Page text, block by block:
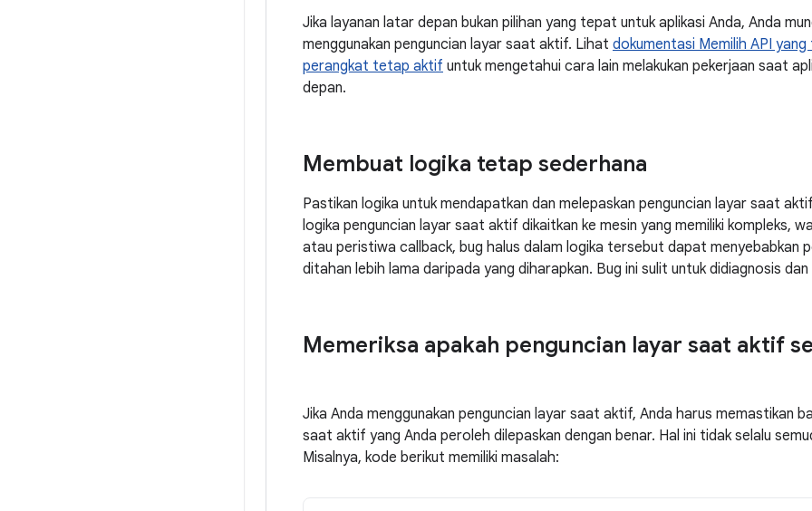
Jika layanan latar depan bukan pilihan yang tepat untuk aplikasi Anda, Anda
menggunakan penguncian layar saat aktif. Lihat dokumentasi Memilih API
perangkat tetap aktif untuk mengetahui cara lain melakukan pekerjaan saat
depan.
Membuat logika tetap sederhana
Pastikan logika untuk mendapatkan dan melepaskan penguncian layar saat
logika penguncian layar saat aktif dikaitkan ke mesin yang memiliki kompleks,
atau peristiwa callback, bug halus dalam logika tersebut dapat menyebabkan
ditahan lebih lama daripada yang diharapkan. Bug ini sulit untuk didiagnosis
Memeriksa apakah penguncian layar saat aktif
Jika Anda menggunakan penguncian layar saat aktif, Anda harus memastikan
saat aktif yang Anda peroleh dilepaskan dengan benar. Hal ini tidak selalu
Misalnya, kode berikut memiliki masalah: